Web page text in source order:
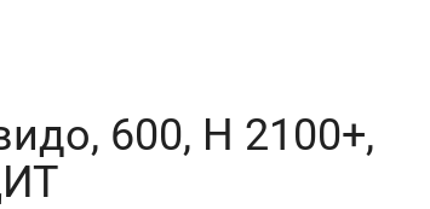
600, H 2100+,